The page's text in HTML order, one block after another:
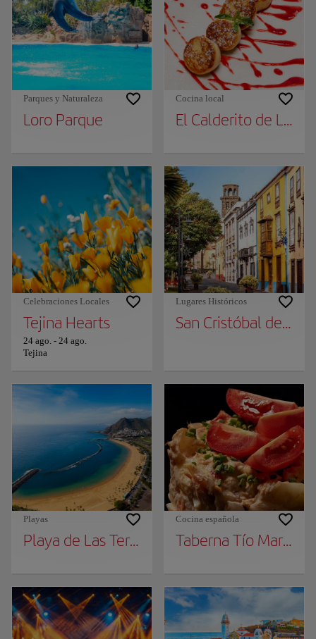
Parques y Naturaleza
Loro Parque
Cocina local
El Calderito de La
Celebraciones Locales
Tejina Hearts
24 ago. - 24 ago.
Tejina
Lugares Históricos
San Cristóbal de la
Playas
Playa de Las Teresitas
Cocina española
Taberna Tío Martín